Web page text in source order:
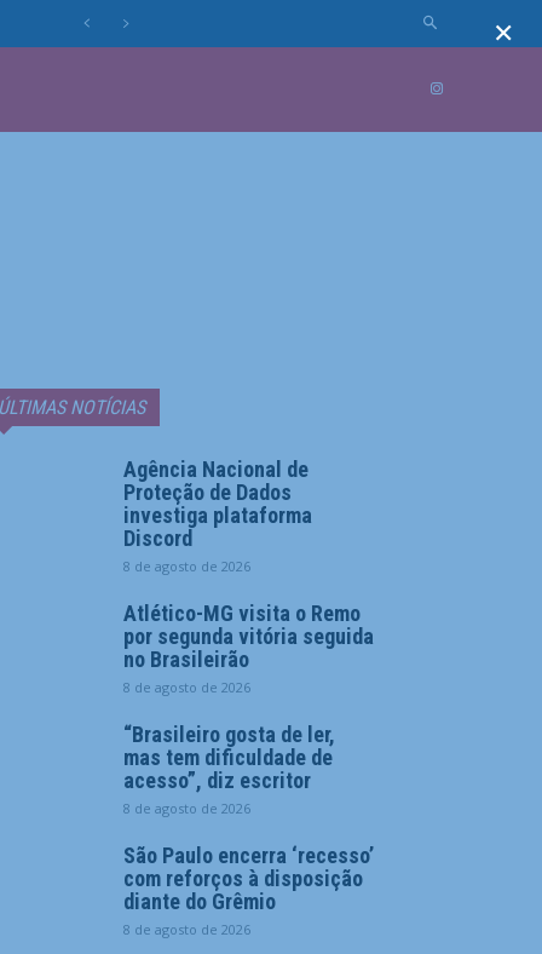
ÚLTIMAS NOTÍCIAS
Agência Nacional de
Proteção de Dados
investiga plataforma
Discord
8 de agosto de 2026
Atlético-MG visita o Remo
por segunda vitória seguida
no Brasileirão
8 de agosto de 2026
“Brasileiro gosta de ler,
mas tem dificuldade de
acesso”, diz escritor
8 de agosto de 2026
São Paulo encerra ‘recesso’
com reforços à disposição
diante do Grêmio
8 de agosto de 2026
×